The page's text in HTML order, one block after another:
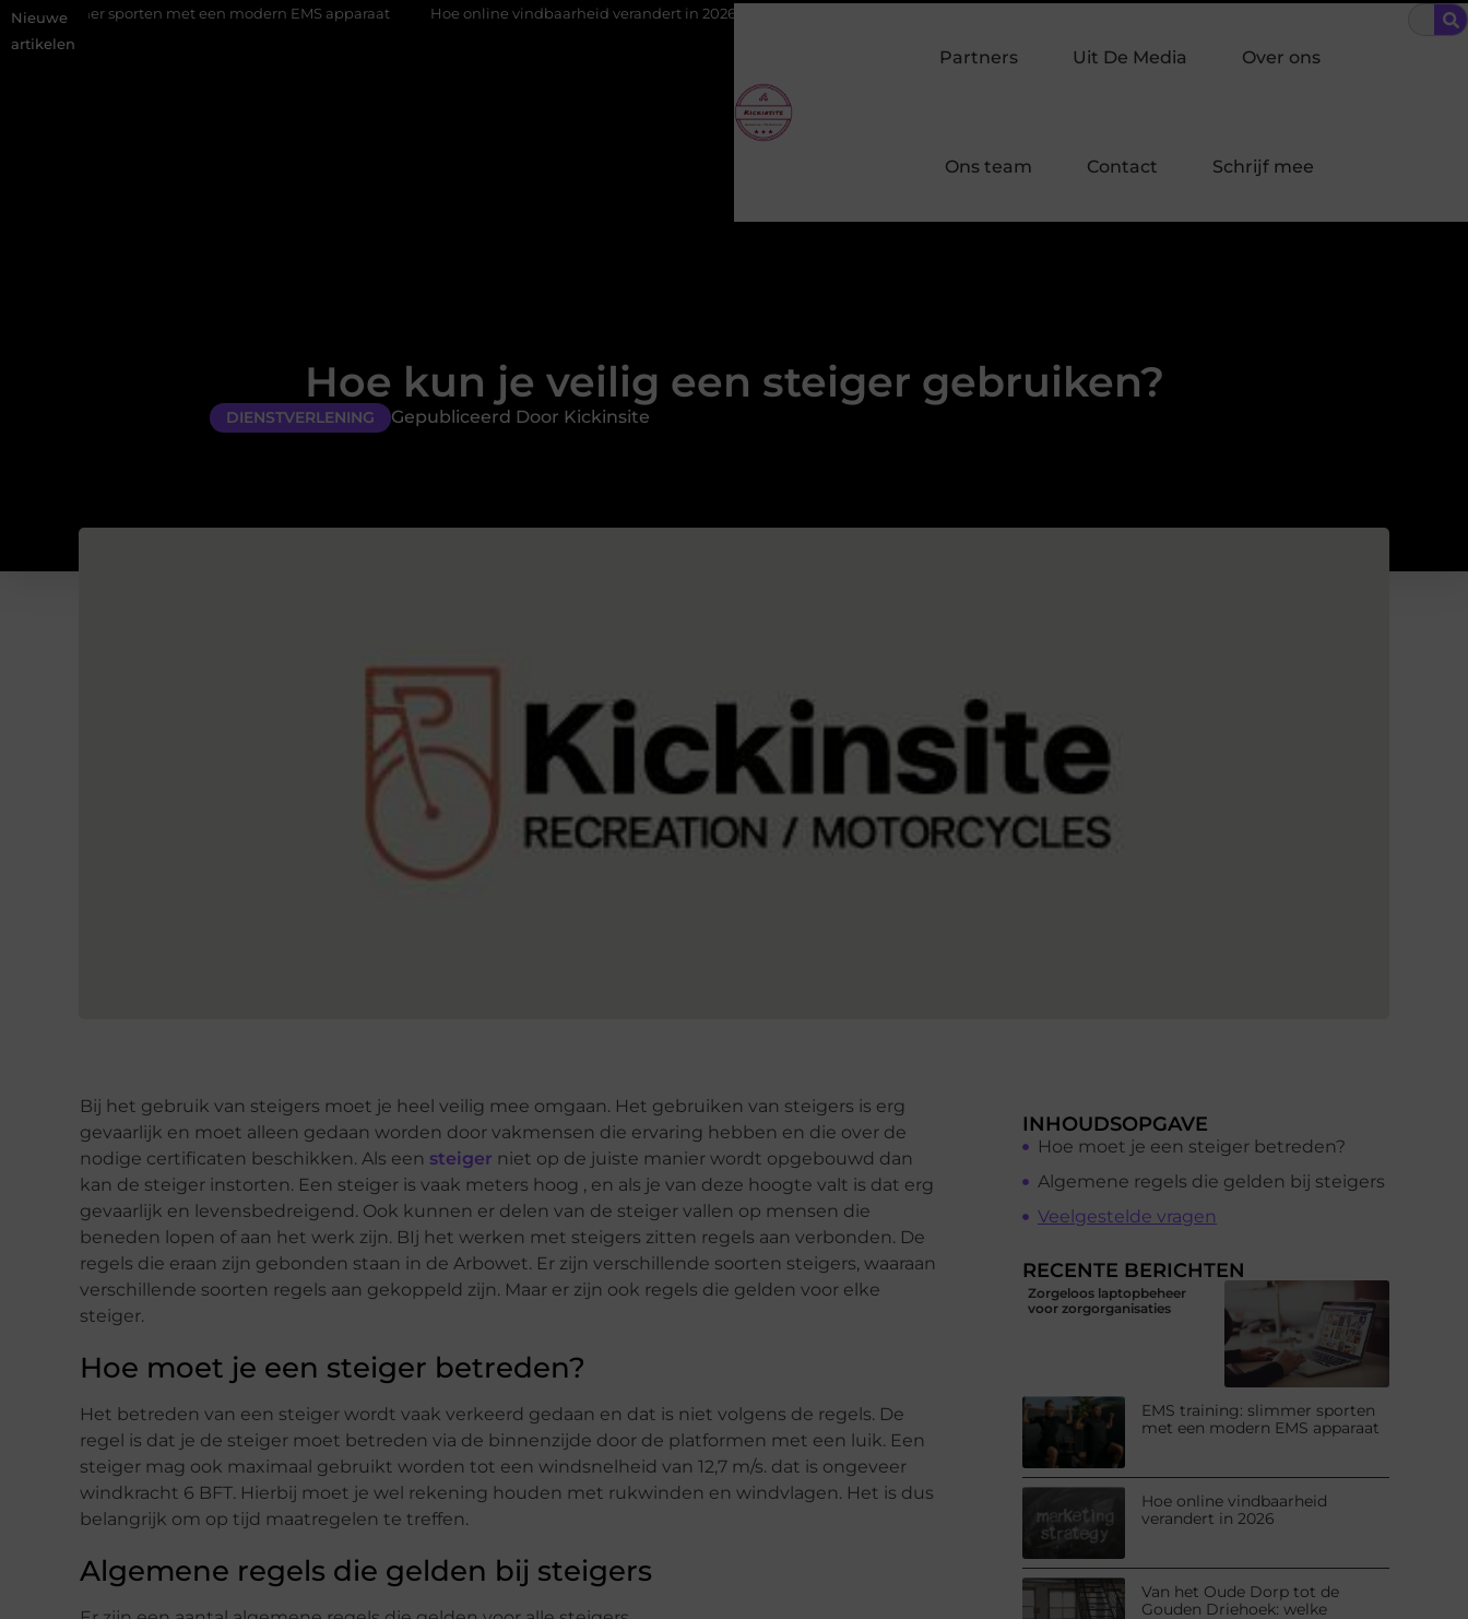
Nieuwe
artikelen
met een modern EMS apparaat Hoe online vindbaarheid verandert in 2026 Van het Oude Dorp tot de Gouden Driehoek: welke inbraakpreventie past bij jouw buurt in Laren?
Partners Uit De Media Over ons
Ons team Contact Schrijf mee
Hoe kun je veilig een steiger gebruiken?
DIENSTVERLENING Gepubliceerd Door Kickinsite
Bij het gebruik van steigers moet je heel veilig mee omgaan. Het gebruiken van steigers is erg
gevaarlijk en moet alleen gedaan worden door vakmensen die ervaring hebben en die over de
nodige certificaten beschikken. Als een steiger niet op de juiste manier wordt opgebouwd dan
kan de steiger instorten. Een steiger is vaak meters hoog , en als je van deze hoogte valt is dat erg
gevaarlijk en levensbedreigend. Ook kunnen er delen van de steiger vallen op mensen die
beneden lopen of aan het werk zijn. BIj het werken met steigers zitten regels aan verbonden. De
regels die eraan zijn gebonden staan in de Arbowet. Er zijn verschillende soorten steigers, waaraan
verschillende soorten regels aan gekoppeld zijn. Maar er zijn ook regels die gelden voor elke
steiger.
Hoe moet je een steiger betreden?
Het betreden van een steiger wordt vaak verkeerd gedaan en dat is niet volgens de regels. De
regel is dat je de steiger moet betreden via de binnenzijde door de platformen met een luik. Een
steiger mag ook maximaal gebruikt worden tot een windsnelheid van 12,7 m/s. dat is ongeveer
windkracht 6 BFT. Hierbij moet je wel rekening houden met rukwinden en windvlagen. Het is dus
belangrijk om op tijd maatregelen te treffen.
Algemene regels die gelden bij steigers
INHOUDSOPGAVE
Hoe moet je een steiger betreden?
Algemene regels die gelden bij steigers
Veelgestelde vragen
RECENTE BERICHTEN
Zorgeloos laptopbeheer
voor zorgorganisaties
EMS training: slimmer sporten
met een modern EMS apparaat
Hoe online vindbaarheid
verandert in 2026
Van het Oude Dorp tot de
Gouden Driehoek: welke